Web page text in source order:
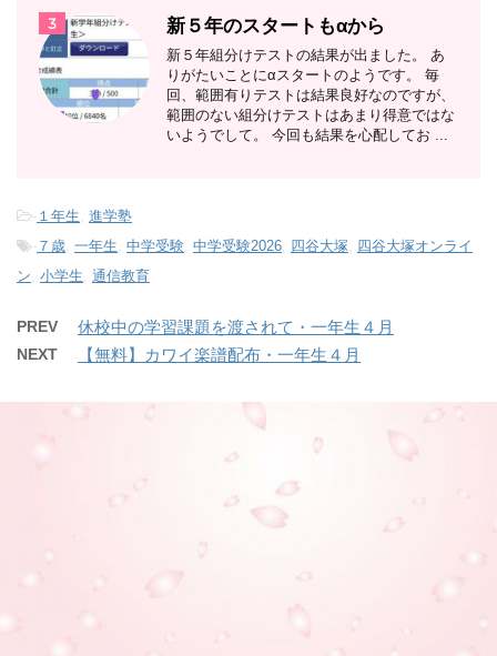
3 新５年のスタートもαから
新５年組分けテストの結果が出ました。 あ
りがたいことにαスタートのようです。 毎
回、範囲有りテストは結果良好なのですが、
範囲のない組分けテストはあまり得意ではな
いようでして。 今回も結果を心配してお ...
- １年生, 進学塾
- ７歳, 一年生, 中学受験, 中学受験2026, 四谷大塚, 四谷大塚オンライ
ン, 小学生, 通信教育
PREV 休校中の学習課題を渡されて・一年生４月
NEXT 【無料】カワイ楽譜配布・一年生４月